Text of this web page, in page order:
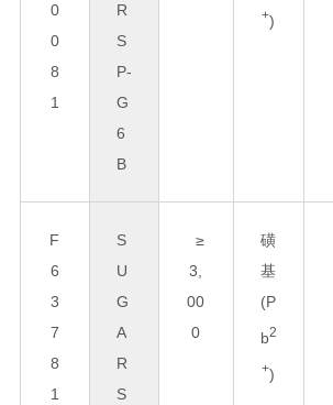
0
0
8
1
R
S
P-
G
6
B
+)
F
6
3
7
8
1
S
U
G
A
R
S
≥
3,
00
0
磺
基
(P
b2
+)